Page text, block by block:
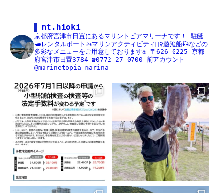
mt.hioki
京都府宮津市日置にあるマリントピアマリーナです！
駐艇
🛥レンタルボート🚤マリンアクティビティ🏄‍♀️遊漁船🎣などの
多彩なメニューをご用意しております⚓️ 〒626-0225 京都
府宮津市日置3784 ☎️0772-27-0700 前アカウント
@marinetopia_marina